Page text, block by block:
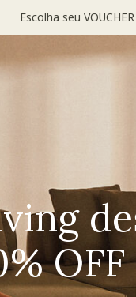
tempo limitado, em itens